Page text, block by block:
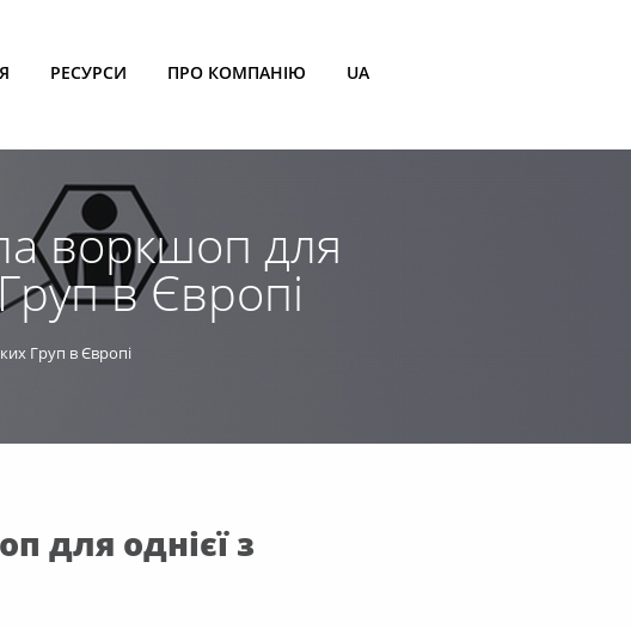
РЕСУРСИ ПРО КОМПАНІЮ UA
воркшоп для
в Європі
Груп в Європі
для однієї з